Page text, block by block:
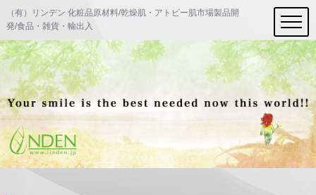
（有）リンデン 化粧品原材料/乾燥肌・アトピー肌市場製品開
発/食品・雑貨・輸出入